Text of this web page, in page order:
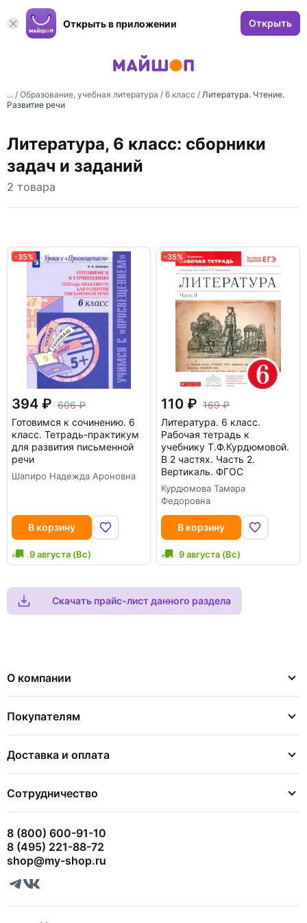
Открыть в приложении Открыть
... / Образование, учебная литература / 6 класс / Литература. Чтение.
Развитие речи
Литература, 6 класс: сборники
задач и заданий
2 товара
-35%
394
606
Готовимся к сочинению. 6
класс. Тетрадь-практикум
для развития письменной
речи
Шапиро Надежда Ароновна
В корзину
9 августа (Вс)
-35%
110
169
Литература. 6 класс.
Рабочая тетрадь к
учебнику Т.Ф.Курдюмовой.
В 2 частях. Часть 2.
Вертикаль. ФГОС
Курдюмова Тамара
Федоровна
В корзину
9 августа (Вс)
Скачать прайс-лист данного раздела
О компании
Покупателям
Доставка и оплата
Сотрудничество
8 (800) 600-91-10
8 (495) 221-88-72
shop@my-shop.ru